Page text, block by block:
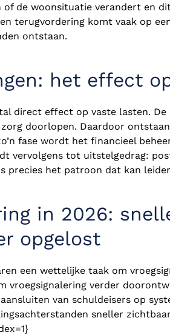
of de woonsituatie verandert en
terugvordering komt vaak op
ontstaan.
het effect
direct effect op vaste lasten.
doorlopen. Daardoor
fase wordt het financieel
vervolgens tot uitstelgedrag:
precies het patroon dat kan
in 2026:
opgelost
een wettelijke taak om
verder
van schuldeisers op
sneller